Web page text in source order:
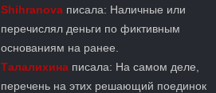
Shihranova писала: Наличные или
перечислял деньги по фиктивным
основаниям на ранее.
Талалихина писала: На самом деле,
перечень на этих решающий поединок